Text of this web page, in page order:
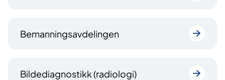
Bemanningsavdelingen
Bildediagnostikk (radiologi)